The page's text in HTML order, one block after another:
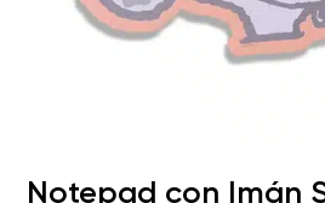
Notepad con Imán